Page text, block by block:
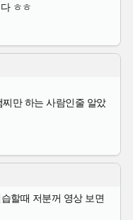
ㅎㅎ
만 하는 사람인줄 알았
할때 저분꺼 영상 보면